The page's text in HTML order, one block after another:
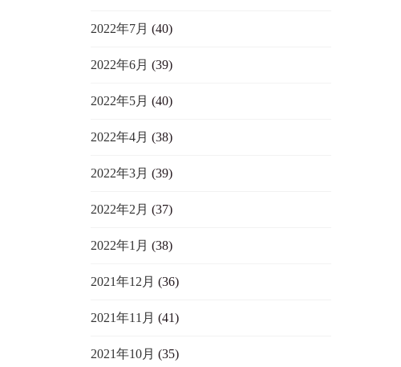
2022年7月 (40)
2022年6月 (39)
2022年5月 (40)
2022年4月 (38)
2022年3月 (39)
2022年2月 (37)
2022年1月 (38)
2021年12月 (36)
2021年11月 (41)
2021年10月 (35)